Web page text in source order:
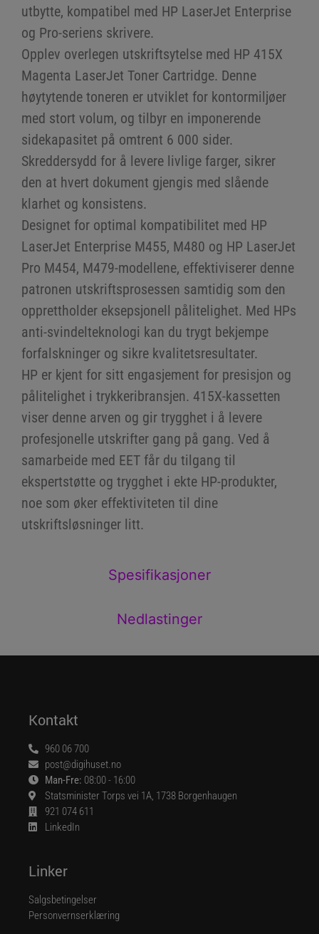
Spesifikasjoner
Nedlastinger
utbytte, kompatibel med HP LaserJet Enterprise
og Pro-seriens skrivere.
Opplev overlegen utskriftsytelse med HP 415X
Magenta LaserJet Toner Cartridge. Denne
høytytende toneren er utviklet for kontormiljøer
med stort volum, og tilbyr en imponerende
sidekapasitet på omtrent 6 000 sider.
Skreddersydd for å levere livlige farger, sikrer
den at hvert dokument gjengis med slående
klarhet og konsistens.
Designet for optimal kompatibilitet med HP
LaserJet Enterprise M455, M480 og HP LaserJet
Pro M454, M479-modellene, effektiviserer denne
patronen utskriftsprosessen samtidig som den
opprettholder eksepsjonell pålitelighet. Med HPs
anti-svindelteknologi kan du trygt bekjempe
forfalskninger og sikre kvalitetsresultater.
HP er kjent for sitt engasjement for presisjon og
pålitelighet i trykkeribransjen. 415X-kassetten
viser denne arven og gir trygghet i å levere
profesjonelle utskrifter gang på gang. Ved å
samarbeide med EET får du tilgang til
ekspertstøtte og trygghet i ekte HP-produkter,
noe som øker effektiviteten til dine
utskriftsløsninger litt.
Linker
Salgsbetingelser
Personvernserklæring
Kontakt
960 06 700
post@digihuset.no
Man-Fre: 08:00 - 16:00
Statsminister Torps vei 1A, 1738 Borgenhaugen
921 074 611
LinkedIn